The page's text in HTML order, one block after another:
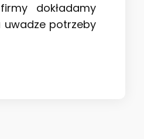
dokładamy
uwadze potrzeby